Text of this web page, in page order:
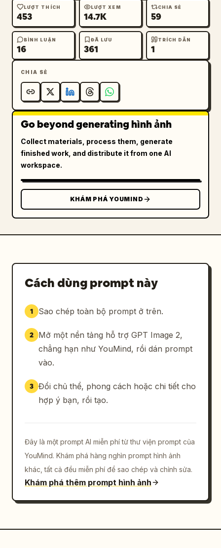
LƯỢT THÍCH
453
LƯỢT XEM
14.7K
CHIA SẺ
59
BÌNH LUẬN
16
ĐÃ LƯU
361
TRÍCH DẪN
1
CHIA SẺ
Go beyond generating hình ảnh
Collect materials, process them, generate
finished work, and distribute it from one AI
workspace.
KHÁM PHÁ YOUMIND
Cách dùng prompt này
1 Sao chép toàn bộ prompt ở trên.
2
Mở một nền tảng hỗ trợ GPT Image 2,
chẳng hạn như YouMind, rồi dán prompt
vào.
3 Đổi chủ thể, phong cách hoặc chi tiết cho
hợp ý bạn, rồi tạo.
Đây là một prompt AI miễn phí từ thư viện prompt của
YouMind. Khám phá hàng nghìn prompt hình ảnh
khác, tất cả đều miễn phí để sao chép và chỉnh sửa.
Khám phá thêm prompt hình ảnh